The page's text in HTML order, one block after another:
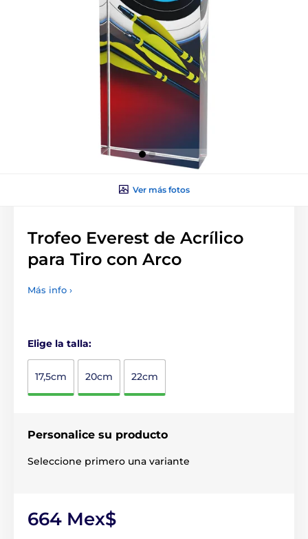
Ver más fotos
Trofeo Everest de Acrílico
para Tiro con Arco
Más info ›
Elige la talla:
17,5cm 20cm 22cm
Personalice su producto
Seleccione primero una variante
664 Mex$